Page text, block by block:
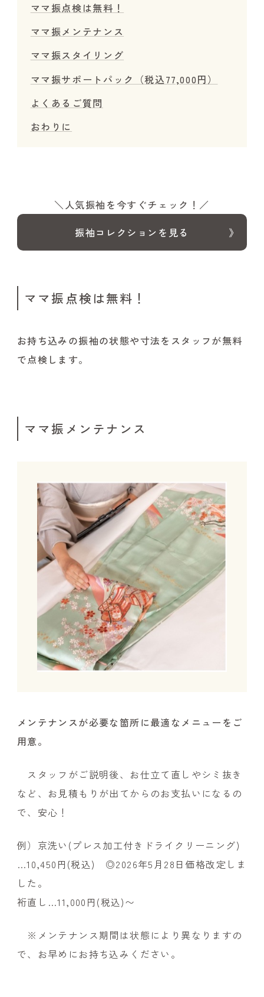
ママ振点検は無料！
ママ振メンテナンス
ママ振スタイリング
ママ振サポートパック（税込77,000円）
よくあるご質問
おわりに
＼人気振袖を今すぐチェック！／
振袖コレクションを見る
ママ振点検は無料！
お持ち込みの振袖の状態や寸法をスタッフが無料
で点検します。
ママ振メンテナンス
メンテナンスが必要な箇所に最適なメニューをご
用意。
スタッフがご説明後、お仕立て直しやシミ抜き
など、お見積もりが出てからのお支払いになるの
で、安心！
例）京洗い(プレス加工付きドライクリーニング)
…10,450円(税込) ◎2026年5月28日価格改定しま
した。
裄直し…11,000円(税込)〜
※メンテナンス期間は状態により異なりますの
で、お早めにお持ち込みください。